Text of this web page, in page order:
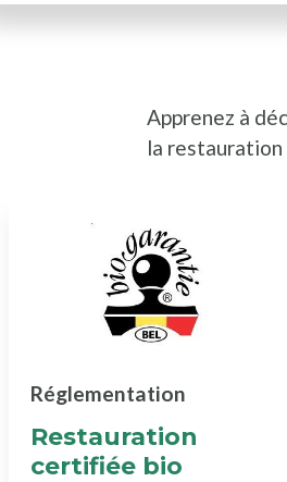
Apprenez à
la restauration
Restauration
certifiée bio
Réglementation